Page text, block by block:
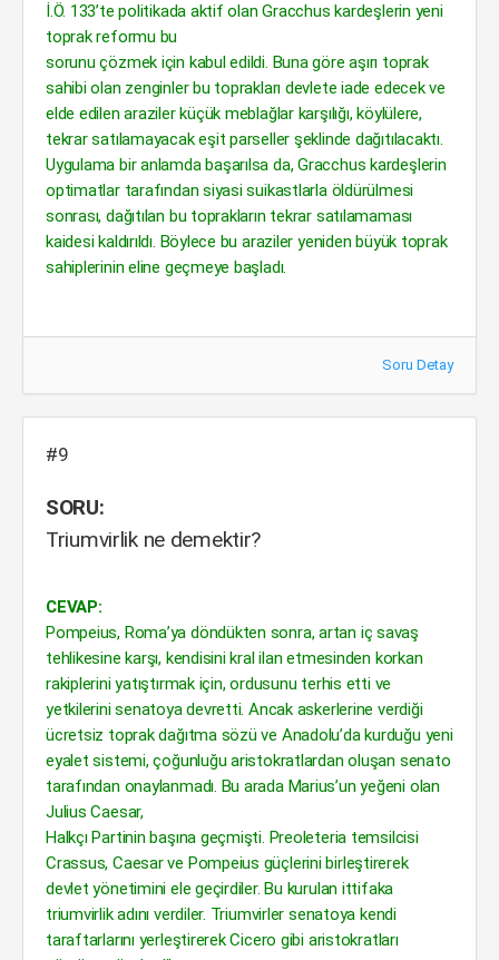
İ.Ö. 133’te politikada aktif olan Gracchus kardeşlerin yeni
toprak reformu bu
sorunu çözmek için kabul edildi. Buna göre aşırı toprak
sahibi olan zenginler bu toprakları devlete iade edecek ve
elde edilen araziler küçük meblağlar karşılığı, köylülere,
tekrar satılamayacak eşit parseller şeklinde dağıtılacaktı.
Uygulama bir anlamda başarılsa da, Gracchus kardeşlerin
optimatlar tarafından siyasi suikastlarla öldürülmesi
sonrası, dağıtılan bu toprakların tekrar satılamaması
kaidesi kaldırıldı. Böylece bu araziler yeniden büyük toprak
sahiplerinin eline geçmeye başladı.
Soru Detay
#9
SORU:
Triumvirlik ne demektir?
CEVAP:
Pompeius, Roma’ya döndükten sonra, artan iç savaş
tehlikesine karşı, kendisini kral ilan etmesinden korkan
rakiplerini yatıştırmak için, ordusunu terhis etti ve
yetkilerini senatoya devretti. Ancak askerlerine verdiği
ücretsiz toprak dağıtma sözü ve Anadolu’da kurduğu yeni
eyalet sistemi, çoğunluğu aristokratlardan oluşan senato
tarafından onaylanmadı. Bu arada Marius’un yeğeni olan
Julius Caesar,
Halkçı Partinin başına geçmişti. Preoleteria temsilcisi
Crassus, Caesar ve Pompeius güçlerini birleştirerek
devlet yönetimini ele geçirdiler. Bu kurulan ittifaka
triumvirlik adını verdiler. Triumvirler senatoya kendi
taraftarlarını yerleştirerek Cicero gibi aristokratları